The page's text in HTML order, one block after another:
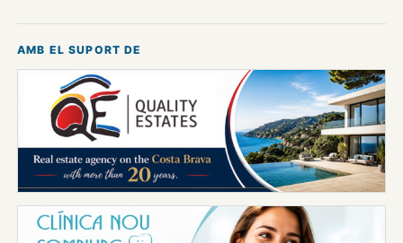
AMB EL SUPORT DE